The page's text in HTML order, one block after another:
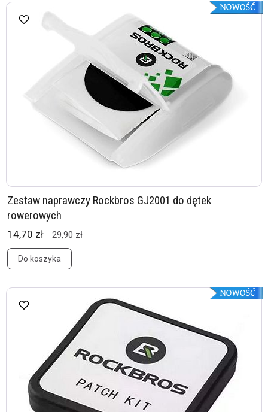
Zestaw naprawczy Rockbros GJ2001 do dętek
rowerowych
14,70 zł 29,90 zł
Do koszyka